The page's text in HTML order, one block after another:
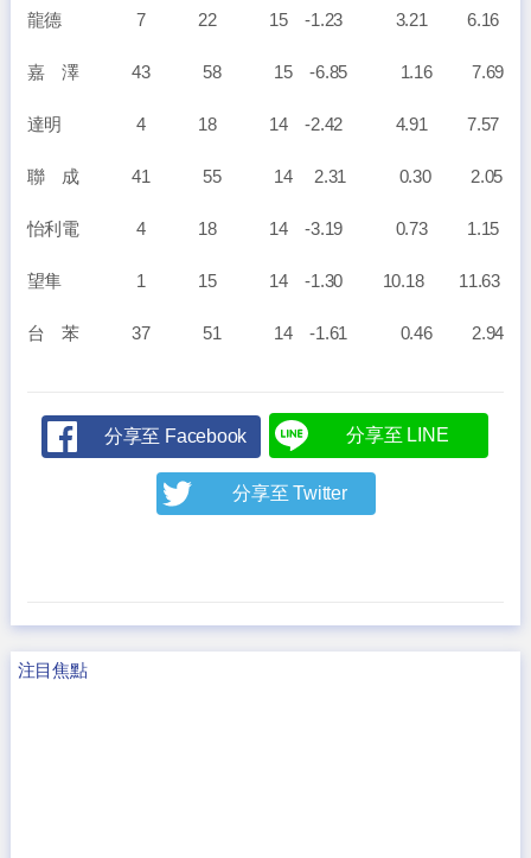
龍德 7 22 15 -1.23 3.21 6.16
嘉 澤 43 58 15 -6.85 1.16 7.69
達明 4 18 14 -2.42 4.91 7.57
聯 成 41 55 14 2.31 0.30 2.05
怡利電 4 18 14 -3.19 0.73 1.15
望隼 1 15 14 -1.30 10.18 11.63
台 苯 37 51 14 -1.61 0.46 2.94
分享至 Facebook 分享至 LINE
分享至 Twitter
注目焦點